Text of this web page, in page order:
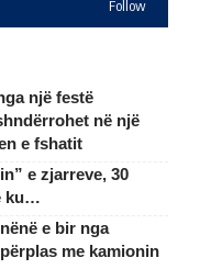
Follow
një festë
në një
e fshatit
e zjarreve, 30
ku…
e bir nga
me kamionin